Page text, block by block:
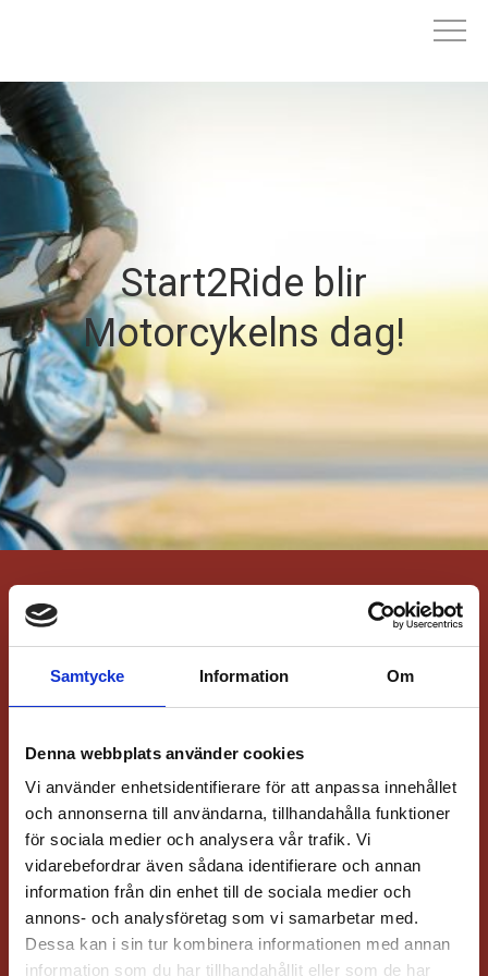
Samtycke Information Om
Denna webbplats använder cookies
Vi använder enhetsidentifierare för att anpassa innehållet
och annonserna till användarna, tillhandahålla funktioner
för sociala medier och analysera vår trafik. Vi
vidarebefordrar även sådana identifierare och annan
information från din enhet till de sociala medier och
annons- och analysföretag som vi samarbetar med.
Dessa kan i sin tur kombinera informationen med annan
information som du har tillhandahållit eller som de har
Start2Ride blir
Motorcykelns dag!
Välkommen till landets
MC handlare 3 maj!
importörer av motorcyklar såväl som kläder och
andra tillbehör.
Men utan landets MC handlare står vi oss andra
slätt. Vi har därför i år valt att satsa på att
uppmärksamma alla återförsäljare genom att låta
dem bjuda in dig att besöka din lokala handlare lite
extra mycket den 3 maj. De utlovar aktiviteter och
erbjudanden för alla besökare! Nya såväl som
stammisar!